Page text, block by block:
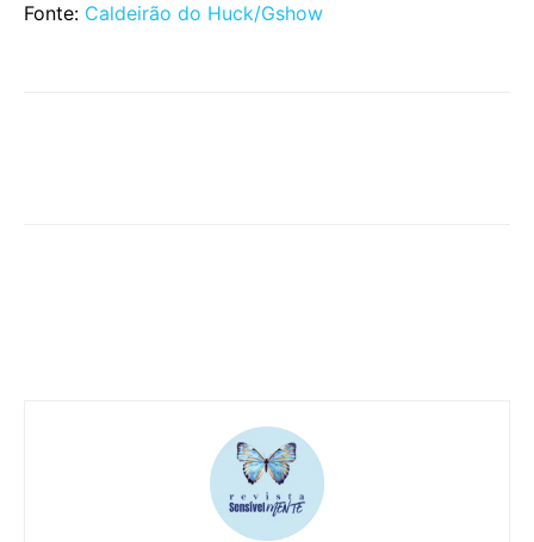
Fonte: Caldeirão do Huck/Gshow